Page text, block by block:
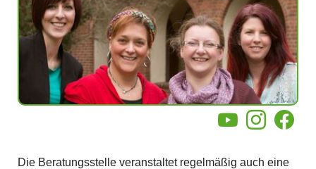
YouTubeInstagram
Die Beratungsstelle veranstaltet regelmäßig auch eine